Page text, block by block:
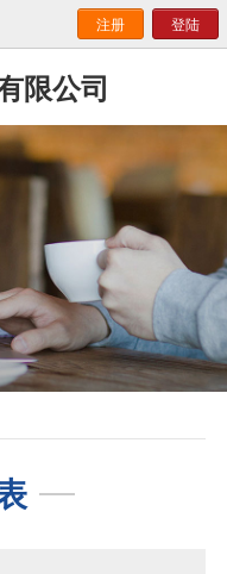
注册 登陆
限公司